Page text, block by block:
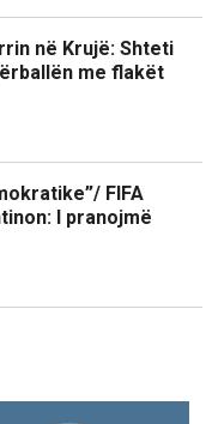
në Krujë: Shteti
me flakët
FIFA
I pranojmë